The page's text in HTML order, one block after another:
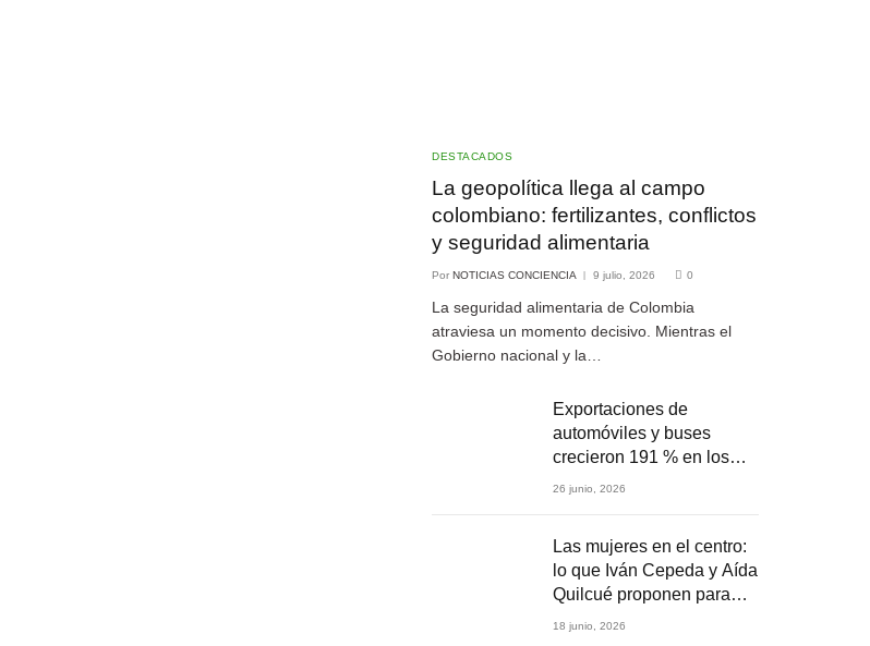
DESTACADOS
La geopolítica llega al campo
colombiano: fertilizantes, conflictos
y seguridad alimentaria
Por NOTICIAS CONCIENCIA 9 julio, 2026 0
La seguridad alimentaria de Colombia
atraviesa un momento decisivo. Mientras el
Gobierno nacional y la…
Exportaciones de
automóviles y buses
crecieron 191 % en los
primeros cuatro meses de
26 junio, 2026
Las mujeres en el centro:
lo que Iván Cepeda y Aída
Quilcué proponen para
Colombia
18 junio, 2026